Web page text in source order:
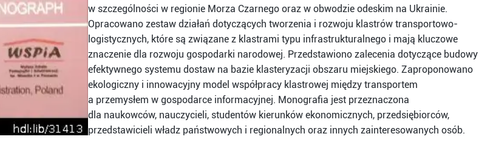
w szczególności w regionie Morza Czarnego oraz w obwodzie odeskim na Ukrainie.
Opracowano zestaw działań dotyczących tworzenia i rozwoju klastrów transportowo-
logistycznych, które są związane z klastrami typu infrastrukturalnego i mają kluczowe
znaczenie dla rozwoju gospodarki narodowej. Przedstawiono zalecenia dotyczące budowy
efektywnego systemu dostaw na bazie klasteryzacji obszaru miejskiego. Zaproponowano
ekologiczny i innowacyjny model współpracy klastrowej między transportem
a przemysłem w gospodarce informacyjnej. Monografia jest przeznaczona
dla naukowców, nauczycieli, studentów kierunków ekonomicznych, przedsiębiorców,
przedstawicieli władz państwowych i regionalnych oraz innych zainteresowanych osób.